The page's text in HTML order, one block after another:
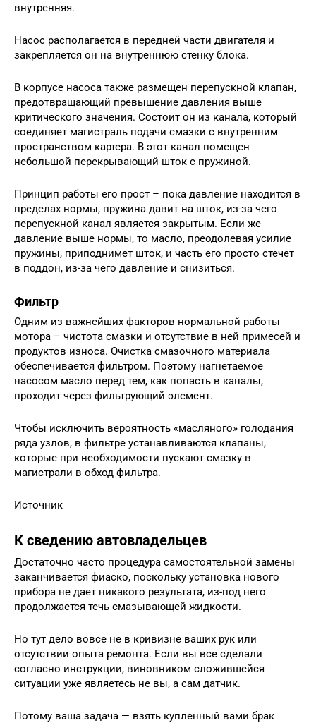
внутренняя.
Насос располагается в передней части двигателя и
закрепляется он на внутреннюю стенку блока.
В корпусе насоса также размещен перепускной клапан,
предотвращающий превышение давления выше
критического значения. Состоит он из канала, который
соединяет магистраль подачи смазки с внутренним
пространством картера. В этот канал помещен
небольшой перекрывающий шток с пружиной.
Принцип работы его прост – пока давление находится в
пределах нормы, пружина давит на шток, из-за чего
перепускной канал является закрытым. Если же
давление выше нормы, то масло, преодолевая усилие
пружины, приподнимет шток, и часть его просто стечет
в поддон, из-за чего давление и снизиться.
Фильтр
Одним из важнейших факторов нормальной работы
мотора – чистота смазки и отсутствие в ней примесей и
продуктов износа. Очистка смазочного материала
обеспечивается фильтром. Поэтому нагнетаемое
насосом масло перед тем, как попасть в каналы,
проходит через фильтрующий элемент.
Чтобы исключить вероятность «масляного» голодания
ряда узлов, в фильтре устанавливаются клапаны,
которые при необходимости пускают смазку в
магистрали в обход фильтра.
Источник
К сведению автовладельцев
Достаточно часто процедура самостоятельной замены
заканчивается фиаско, поскольку установка нового
прибора не дает никакого результата, из-под него
продолжается течь смазывающей жидкости.
Но тут дело вовсе не в кривизне ваших рук или
отсутствии опыта ремонта. Если вы все сделали
согласно инструкции, виновником сложившейся
ситуации уже являетесь не вы, а сам датчик.
Потому ваша задача — взять купленный вами брак